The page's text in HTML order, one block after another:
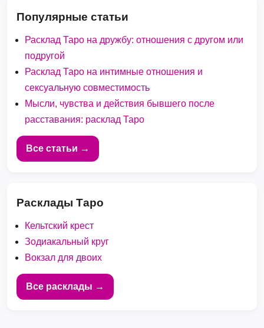
Популярные статьи
Расклад Таро на дружбу: отношения с другом или
подругой
Расклад Таро на интимные отношения и
сексуальную совместимость
Мысли, чувства и действия бывшего после
расставания: расклад Таро
Все статьи →
Расклады Таро
Кельтский крест
Зодиакальный круг
Вокзал для двоих
Все расклады →